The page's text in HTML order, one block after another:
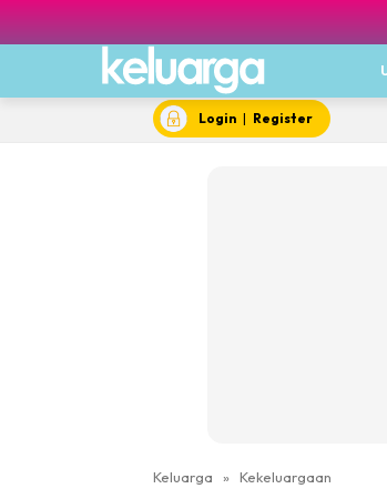
Login | Register
Keluarga » Kekeluargaan